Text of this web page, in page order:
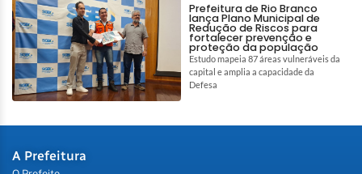
Prefeitura de Rio Branco
lança Plano Municipal de
Redução de Riscos para
fortalecer prevenção e
proteção da população
Estudo mapeia 87 áreas vulneráveis da
capital e amplia a capacidade da
Defesa
A Prefeitura